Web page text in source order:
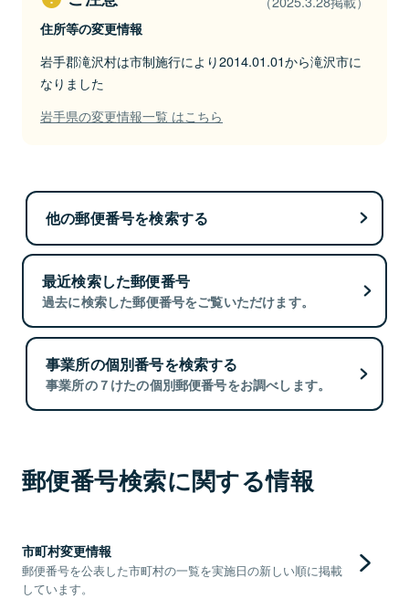
住所等の変更情報
岩手郡滝沢村は市制施行により2014.01.01から滝沢市に
なりました
岩手県の変更情報一覧 はこちら
他の郵便番号を検索する
最近検索した郵便番号
過去に検索した郵便番号をご覧いただけます。
事業所の個別番号を検索する
事業所の７けたの個別郵便番号をお調べします。
郵便番号検索に関する情報
市町村変更情報
郵便番号を公表した市町村の一覧を実施日の新しい順に掲載
しています。